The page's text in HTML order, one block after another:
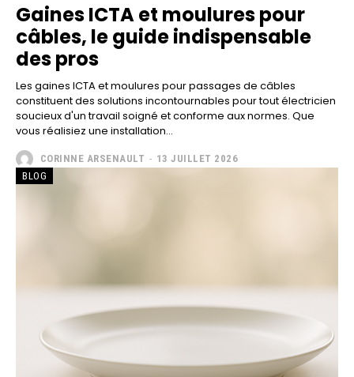
Gaines ICTA et moulures pour
câbles, le guide indispensable
des pros
Les gaines ICTA et moulures pour passages de câbles
constituent des solutions incontournables pour tout électricien
soucieux d'un travail soigné et conforme aux normes. Que
vous réalisiez une installation...
CORINNE ARSENAULT - 13 JUILLET 2026
BLOG